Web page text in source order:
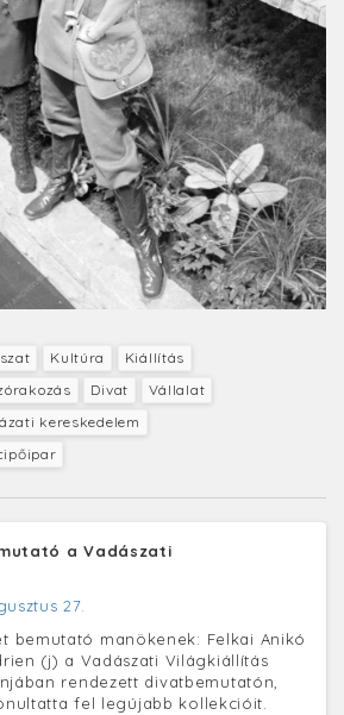
Kultúra
Kiállítás
Divat
Vállalat
kereskedelem
a Vadászati
27.
bemutató manökenek: Felkai Anikó
(j) a Vadászati Világkiállítás
rendezett divatbemutatón,
fel legújabb kollekcióit.